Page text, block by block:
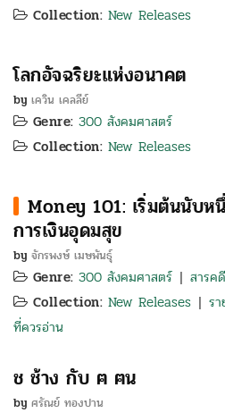
Collection: New Releases
โลกอัจฉริยะแห่งอนาคต
by เควิน เคลลีย์
Genre: 300 สังคมศาสตร์
Collection: New Releases
Money 101: เริ่มต้นนับห
การเงินอุดมสุข
by จักรพงษ์ เมษพันธุ์
Genre: 300 สังคมศาสตร์ | สารคดี
Collection: New Releases| ร
ที่ควรอ่าน
ช ช้าง กับ ฅ ฅน
by ศรัณย์ ทองปาน